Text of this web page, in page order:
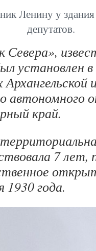
Ленину у
депутатов.
Севера»,
установлен
автономного
край.
7 лет,
1930 года.